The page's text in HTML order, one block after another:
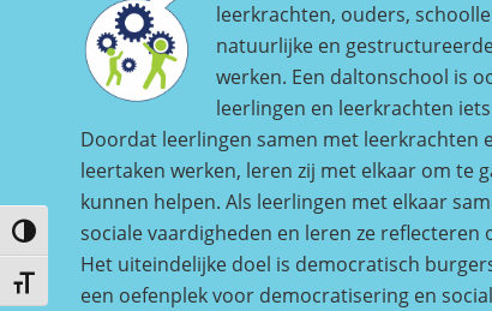
Keuze voor hoog contrast
Kies grootte van het lettertype
leerkrachten, ouders,
natuurlijke en
werken. Een daltonschool is
leerlingen en leerkrachten
Doordat leerlingen samen met leerkrachten
leertaken werken, leren zij met elkaar om te
kunnen helpen. Als leerlingen met elkaar
sociale vaardigheden en leren ze reflecteren
Het uiteindelijke doel is democratisch
een oefenplek voor democratisering en